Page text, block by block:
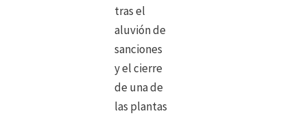
tras el
aluvión de
sanciones
y el cierre
de una de
las plantas